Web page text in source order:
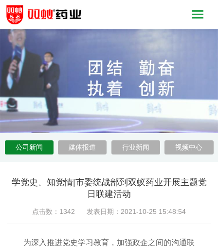
公司新闻 媒体报道 行业新闻 视频中心
学党史、知党情|市委统战部到双蚁药业开展主题党
日联建活动
点击数：1342 发表日期：2021-10-25 15:48:54
为深入推进党史学习教育，加强政企之间的沟通联